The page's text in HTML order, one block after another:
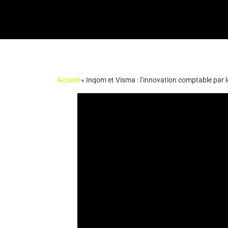
Accueil » Inqom et Visma : l’innovation comptable par